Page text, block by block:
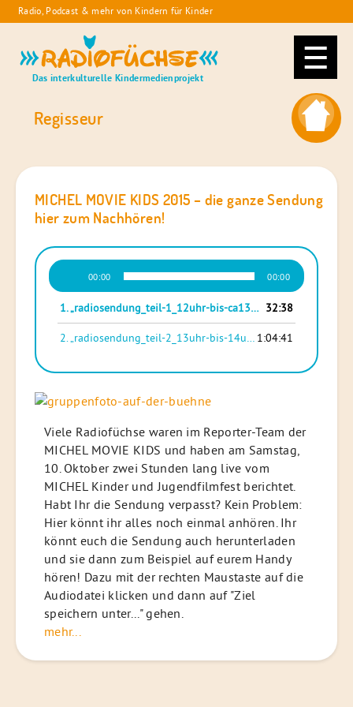
Skip
to
Radio, Podcast & mehr von Kindern für Kinder
Radiofüchse
Das interkulturelle Kindermedienprojekt
Regisseur
MICHEL MOVIE KIDS 2015 – die ganze Sendung
hier zum Nachhören!
Audio-
Player
00:00 00:00
1.„radiosendung_teil-1_12uhr-bis-ca13uhr“ — TIDE
32:38
2.„radiosendung_teil-2_13uhr-bis-14uhr“ — TIDE
1:04:41
Viele Radiofüchse waren im Reporter-Team der
MICHEL MOVIE KIDS und haben am Samstag,
10. Oktober zwei Stunden lang live vom
MICHEL Kinder und Jugendfilmfest berichtet.
Habt Ihr die Sendung verpasst? Kein Problem:
Hier könnt ihr alles noch einmal anhören. Ihr
könnt euch die Sendung auch herunterladen
und sie dann zum Beispiel auf eurem Handy
hören! Dazu mit der rechten Maustaste auf die
Audiodatei klicken und dann auf "Ziel
speichern unter..." gehen.
mehr...